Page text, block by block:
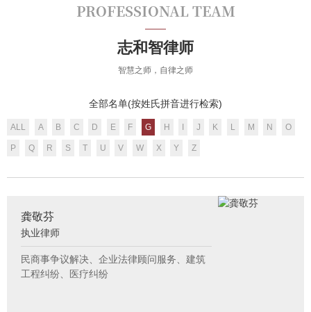
PROFESSIONAL TEAM
志和智律师
智慧之师，自律之师
全部名单(按姓氏拼音进行检索)
ALL A B C D E F G H J K L M N O
P Q R S T U V W X Y Z
龚敬芬
执业律师
民商事争议解决、企业法律顾问服务、建筑
工程纠纷、医疗纠纷